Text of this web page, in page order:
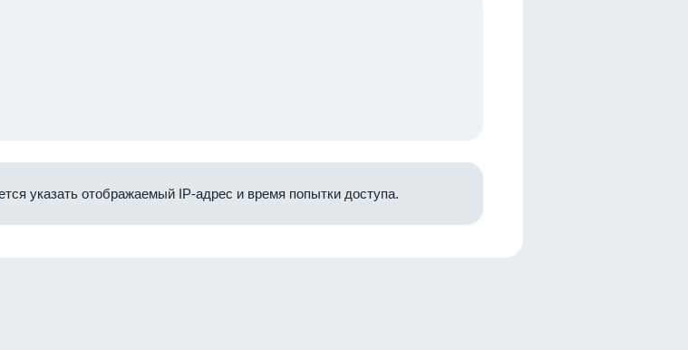
указать отображаемый IP-адрес и время попытки доступа.